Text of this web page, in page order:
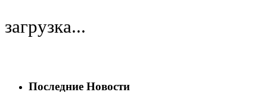
загрузка...
Последние Новости